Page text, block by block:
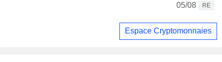
05/08
RE
Espace Cryptomonnaies